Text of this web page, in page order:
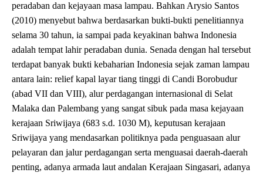
peradaban dan kejayaan masa lampau. Bahkan Arysio Santos
(2010) menyebut bahwa berdasarkan bukti-bukti penelitiannya
selama 30 tahun, ia sampai pada keyakinan bahwa Indonesia
adalah tempat lahir peradaban dunia. Senada dengan hal tersebut
terdapat banyak bukti kebaharian Indonesia sejak zaman lampau
antara lain: relief kapal layar tiang tinggi di Candi Borobudur
(abad VII dan VIII), alur perdagangan internasional di Selat
Malaka dan Palembang yang sangat sibuk pada masa kejayaan
kerajaan Sriwijaya (683 s.d. 1030 M), keputusan kerajaan
Sriwijaya yang mendasarkan politiknya pada penguasaan alur
pelayaran dan jalur perdagangan serta menguasai daerah-daerah
penting, adanya armada laut andalan Kerajaan Singasari, adanya